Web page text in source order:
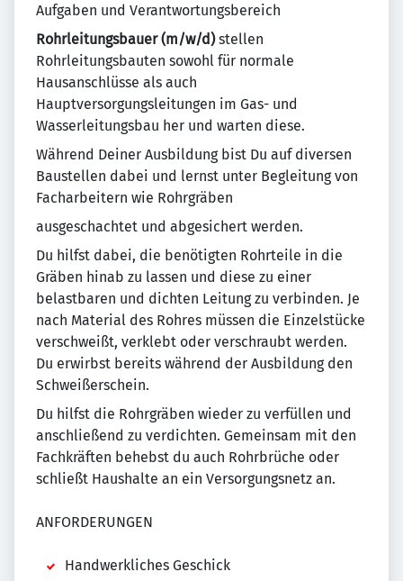
Aufgaben und Verantwortungsbereich
Rohrleitungsbauer (m/w/d)stellen
Rohrleitungsbauten sowohl für normale
Hausanschlüsse als auch
Hauptversorgungsleitungen im Gas- und
Wasserleitungsbau her und warten diese.
Während Deiner Ausbildung bist Du auf diversen
Baustellen dabei und lernst unter Begleitung von
Facharbeitern wie Rohrgräben
ausgeschachtet und abgesichert werden.
Du hilfst dabei, die benötigten Rohrteile in die
Gräben hinab zu lassen und diese zu einer
belastbaren und dichten Leitung zu verbinden. Je
nach Material des Rohres müssen die Einzelstücke
verschweißt, verklebt oder verschraubt werden.
Du erwirbst bereits während der Ausbildung den
Schweißerschein.
Du hilfst die Rohrgräben wieder zu verfüllen und
anschließend zu verdichten. Gemeinsam mit den
Fachkräften behebst du auch Rohrbrüche oder
schließt Haushalte an ein Versorgungsnetz an.
ANFORDERUNGEN
Handwerkliches Geschick